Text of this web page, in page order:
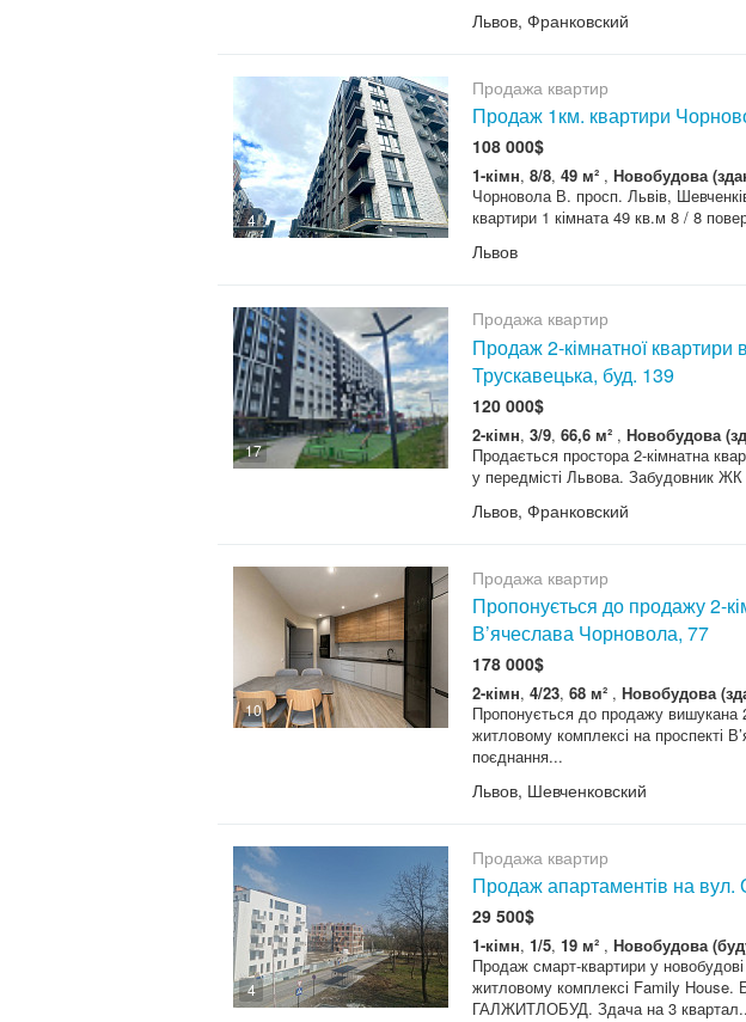
Львов, Франковский
4
Продажа квартир
Продаж 1км. квартири
108 000$
1-кімн, 8/8, 49 м² , Новобудова
Чорновола В. просп. Львів,
квартири 1 кімната 49 кв.м 8 / 8
Львов
17
Продажа квартир
Продаж 2-кімнатної квартири
Трускавецька, буд. 139
120 000$
2-кімн, 3/9, 66,6 м² , Новобудова
Продається простора 2-кімнатна
у передмісті Львова. Забудовник
Львов, Франковский
10
Продажа квартир
Пропонується до продажу 2-
В’ячеслава Чорновола, 77
178 000$
2-кімн, 4/23, 68 м² , Новобудова
Пропонується до продажу вишукана
житловому комплексі на проспекті
поєднання...
Львов, Шевченковский
4
Продажа квартир
Продаж апартаментів на вул.
29 500$
1-кімн, 1/5, 19 м² , Новобудова
Продаж смарт-квартири у
житловому комплексі Family House.
ГАЛЖИТЛОБУД. Здача на 3